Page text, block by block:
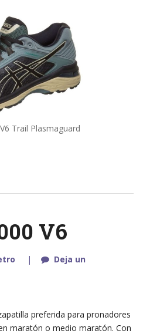
Trail Plasmaguard
V6
Deja un
preferida para pronadores
maratón o medio maratón. Con